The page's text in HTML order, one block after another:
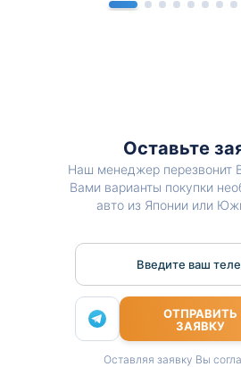
Оставьте
Наш менеджер перезвонит
Вами варианты покупки
авто из Японии или
Введите ваш
ОТПРАВИТЬ
ЗАЯВКУ
Оставляя заявку Вы